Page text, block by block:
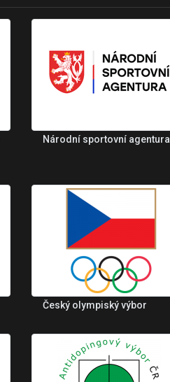
Národní sportovní agentura
Český olympiský výbor